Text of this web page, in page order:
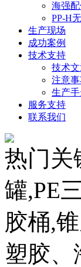
海强
PP-H
生产现场
成功案例
技术支持
技术
注意
生产
服务支持
联系我们
热门关
罐,PE
胶桶,
塑胶、